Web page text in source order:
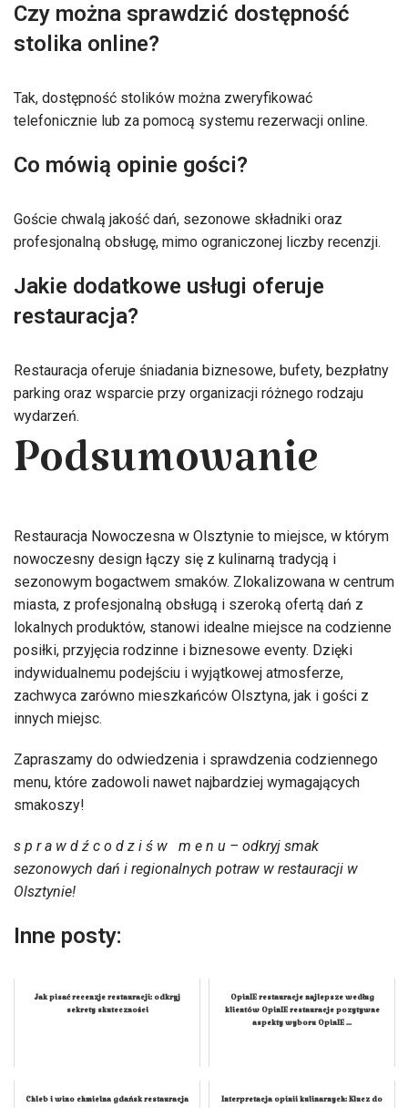
Czy można sprawdzić dostępność
stolika online?
Tak, dostępność stolików można zweryfikować
telefonicznie lub za pomocą systemu rezerwacji online.
Co mówią opinie gości?
Goście chwalą jakość dań, sezonowe składniki oraz
profesjonalną obsługę, mimo ograniczonej liczby recenzji.
Jakie dodatkowe usługi oferuje
restauracja?
Restauracja oferuje śniadania biznesowe, bufety, bezpłatny
parking oraz wsparcie przy organizacji różnego rodzaju
wydarzeń.
Podsumowanie
Restauracja Nowoczesna w Olsztynie to miejsce, w którym
nowoczesny design łączy się z kulinarną tradycją i
sezonowym bogactwem smaków. Zlokalizowana w centrum
miasta, z profesjonalną obsługą i szeroką ofertą dań z
lokalnych produktów, stanowi idealne miejsce na codzienne
posiłki, przyjęcia rodzinne i biznesowe eventy. Dzięki
indywidualnemu podejściu i wyjątkowej atmosferze,
zachwyca zarówno mieszkańców Olsztyna, jak i gości z
innych miejsc.
Zapraszamy do odwiedzenia i sprawdzenia codziennego
menu, które zadowoli nawet najbardziej wymagających
smakoszy!
s p r a w d ź c o d z i ś w m e n u – odkryj smak
sezonowych dań i regionalnych potraw w restauracji w
Olsztynie!
Inne posty:
Jak pisać recenzje restauracji: odkryj
sekrety skuteczności
OpinIE restauracje najlepsze według
klientów OpinIE restauracje pozytywne
aspekty wyboru OpinIE ...
Chleb i wino chmielna gdańsk restauracja
Interpretacja opinii kulinarnych: Klucz do